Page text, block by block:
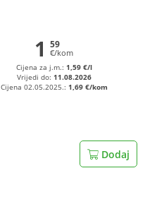
1 59
€/kom
Cijena za j.m.: 1,59 €/l
Vrijedi do: 11.08.2026
Cijena 02.05.2025.: 1,69 €/kom
Dodaj